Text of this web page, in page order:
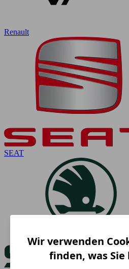
Renault
SEAT
Wir verwenden
finden, was Sie